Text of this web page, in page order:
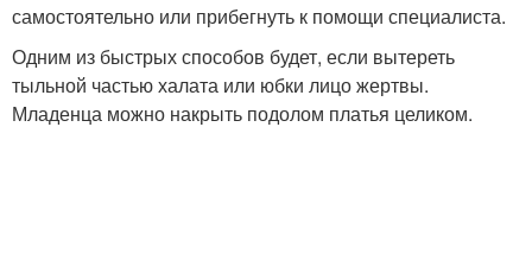
самостоятельно или прибегнуть к помощи специалиста.
Одним из быстрых способов будет, если вытереть
тыльной частью халата или юбки лицо жертвы.
Младенца можно накрыть подолом платья целиком.